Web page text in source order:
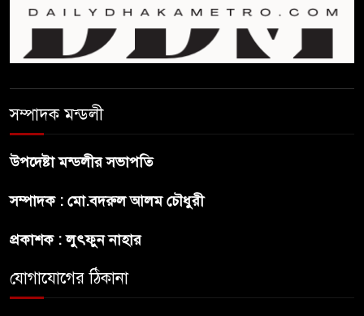
‘নারী সংক্রান্ত অভিযোগ
ছেলেকে নিয়ে রোনালদোর যে বড়
ট্রাম্পের ৪০ কোটি ডলারের ‘বলরুম
সম্পাদক মন্ডলী
উপদেষ্টা মন্ডলীর সভাপতি
সম্পাদক : মো.বদরুল আলম চৌধুরী
প্রকাশক : লুৎফুন নাহার
যোগাযোগের ঠিকানা